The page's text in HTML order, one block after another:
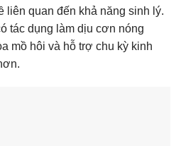
liên quan đến khả năng sinh lý.
tác dụng làm dịu cơn nóng
mồ hôi và hỗ trợ chu kỳ kinh